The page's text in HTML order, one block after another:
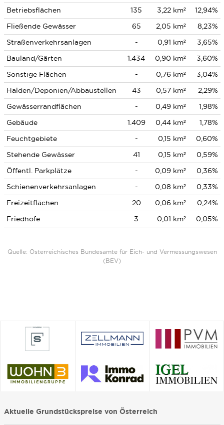
Betriebsflächen 135 3,22 km²
12,94%
Fließende Gewässer
65 2,05 km²
8,23%
Straßenverkehrsanlagen
- 0,91 km²
3,65%
Bauland/Gärten
1.434 0,90 km²
3,60%
Sonstige Flächen
- 0,76 km²
3,04%
Halden/Deponien/Abbaustellen
43 0,57 km²
2,29%
Gewässerrandflächen
- 0,49 km²
1,98%
Gebäude
1.409 0,44 km²
1,78%
Feuchtgebiete
- 0,15 km²
0,60%
Stehende Gewässer
41 0,15 km²
0,59%
Öffentl. Parkplätze
- 0,09 km²
0,36%
Schienenverkehrsanlagen
- 0,08 km²
0,33%
Freizeitflächen
20 0,06 km²
0,24%
Friedhöfe
3 0,01 km² 0,05%
Quelle: Österreichisches Bundesamte für Eich- und Vermessungswesen
(BEV)
Aktuelle Grundstückspreise von Österreich